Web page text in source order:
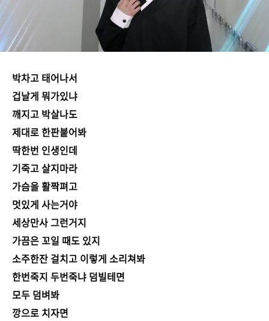
박차고 태어나서
겁날게 뭐가있냐
깨지고 박살나도
제대로 한판붙어봐
딱한번 인생인데
기죽고 살지마라
가슴을 활짝펴고
멋있게 사는거야
세상만사 그런거지
가끔은 꼬일 때도 있지
소주한잔 걸치고 이렇게 소리쳐봐
한번죽지 두번죽냐 덤빌테면
모두 덤벼봐
깡으로 치자면